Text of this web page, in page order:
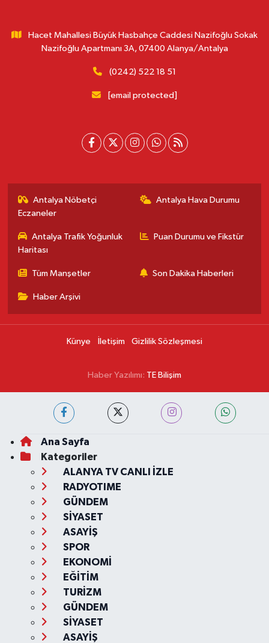
Hacet Mahallesi Büyük Hasbahçe Caddesi Nazifoğlu Sokak
Nazifoğlu Apartmanı 3A, 07400 Alanya/Antalya
(0242) 522 18 51
[email protected]
Antalya Nöbetçi
Eczaneler
Antalya Hava Durumu
Antalya Trafik Yoğunluk
Haritası
Puan Durumu ve Fikstür
Tüm Manşetler Son Dakika Haberleri
Haber Arşivi
Künye İletişim Gizlilik Sözleşmesi
Haber Yazılımı: TE Bilişim
Ana Sayfa
Kategoriler
ALANYA TV CANLI İZLE
RADYOTIME
GÜNDEM
SİYASET
ASAYİŞ
SPOR
EKONOMİ
EĞİTİM
TURİZM
GÜNDEM
SİYASET
ASAYİŞ